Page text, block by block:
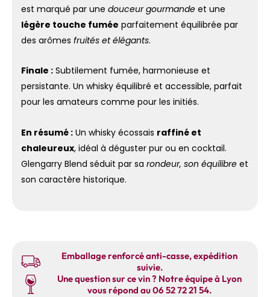
est marqué par une douceur gourmande et une
légère touche fumée parfaitement équilibrée par
des arômes fruités et élégants.
Finale : Subtilement fumée, harmonieuse et
persistante. Un whisky équilibré et accessible, parfait
pour les amateurs comme pour les initiés.
En résumé : Un whisky écossais raffiné et
chaleureux, idéal à déguster pur ou en cocktail.
Glengarry Blend séduit par sa rondeur, son équilibre et
son caractère historique.
Emballage renforcé anti-casse, expédition
suivie.
Une question sur ce vin ? Notre équipe à Lyon
vous répond au 06 52 72 21 54.